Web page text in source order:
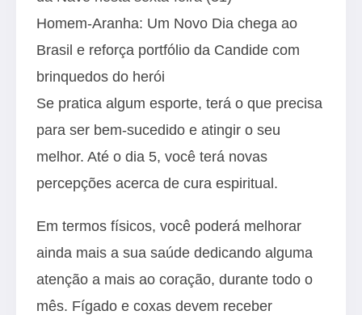
Homem-Aranha: Um Novo Dia chega ao
Brasil e reforça portfólio da Candide com
brinquedos do herói
Se pratica algum esporte, terá o que precisa
para ser bem-sucedido e atingir o seu
melhor. Até o dia 5, você terá novas
percepções acerca de cura espiritual.
Em termos físicos, você poderá melhorar
ainda mais a sua saúde dedicando alguma
atenção a mais ao coração, durante todo o
mês. Fígado e coxas devem receber